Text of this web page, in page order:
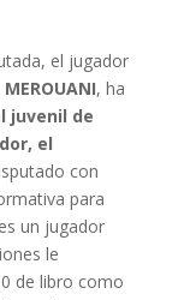
el jugador
MEROUANI, ha
juvenil de
el
con
para
un jugador
le
de libro como